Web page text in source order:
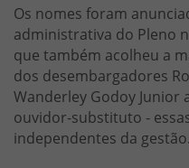
Os nomes foram
administrativa do Pleno
que também acolheu a
dos desembargadores
Wanderley Godoy Junior
ouvidor-substituto -
independentes da gestão.